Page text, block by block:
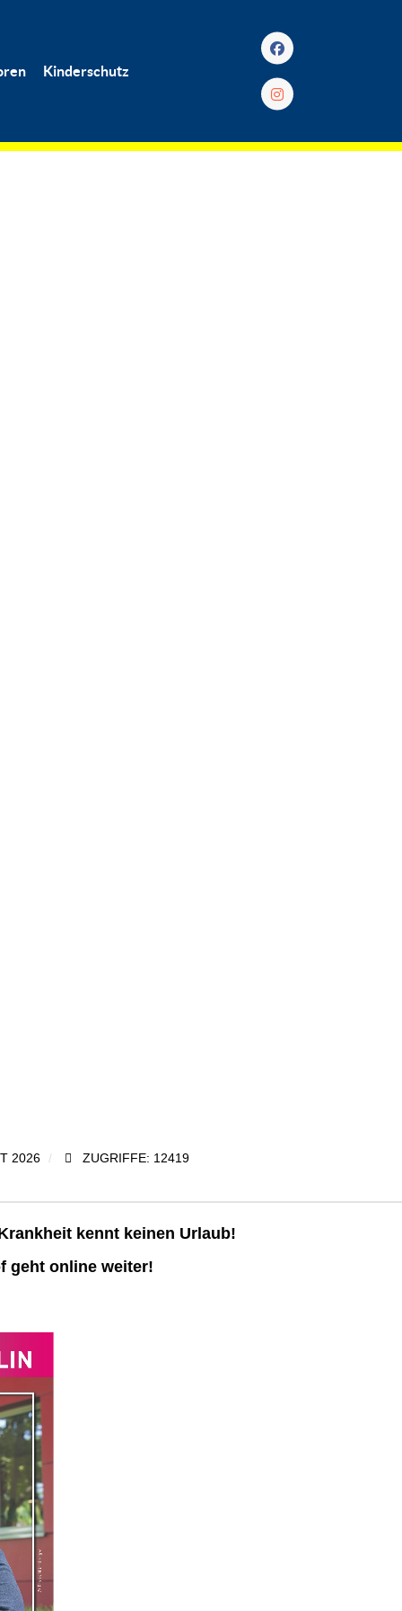
Kinderschutz
2026 ZUGRIFFE: 12419
kennt keinen Urlaub!
geht online weiter!